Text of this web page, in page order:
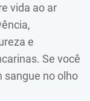
vida ao ar
e
Se você
sangue no olho